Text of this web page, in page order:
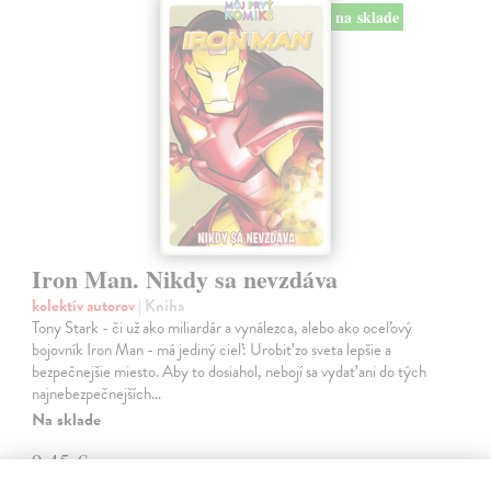
na sklade
Iron Man. Nikdy sa nevzdáva
kolektív autorov| Kniha
Tony Stark - či už ako miliardár a vynálezca, alebo ako oceľový
bojovník Iron Man - má jediný cieľ: Urobiť zo sveta lepšie a
bezpečnejšie miesto. Aby to dosiahol, nebojí sa vydať ani do tých
najnebezpečnejších…
Na sklade
9,45 €